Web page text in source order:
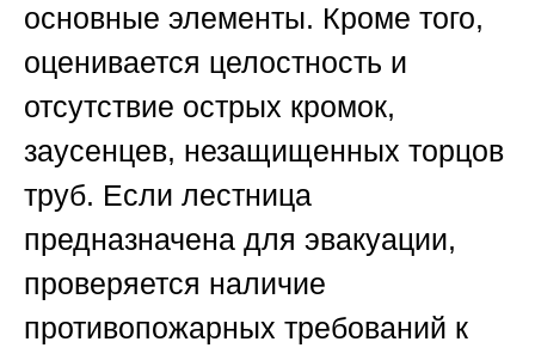
основные элементы. Кроме того,
оценивается целостность и
отсутствие острых кромок,
заусенцев, незащищенных торцов
труб. Если лестница
предназначена для эвакуации,
проверяется наличие
противопожарных требований к